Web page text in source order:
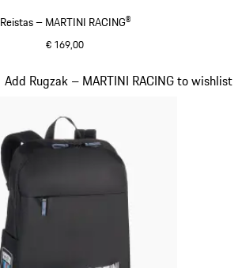
Reistas – MARTINI RACING®
€ 169,00
Add Rugzak – MARTINI RACING to wishlist